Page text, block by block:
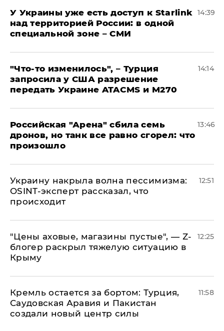
У Украины уже есть доступ к Starlink
над территорией России: в одной
специальной зоне – СМИ
14:39
​"Что-то изменилось", – Турция
запросила у США разрешение
передать Украине ATACMS и M270
14:14
​Российская "Арена" сбила семь
дронов, но танк все равно сгорел: что
произошло
13:46
​Украину накрыла волна пессимизма:
OSINT-эксперт рассказал, что
происходит
12:51
​"Цены аховые, магазины пустые", — Z-
блогер раскрыл тяжелую ситуацию в
Крыму
12:25
​Кремль остается за бортом: Турция,
Саудовская Аравия и Пакистан
создали новый центр силы
11:58